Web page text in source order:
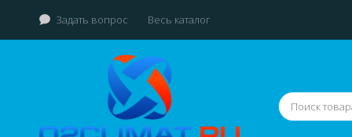
Задать вопрос Весь каталог